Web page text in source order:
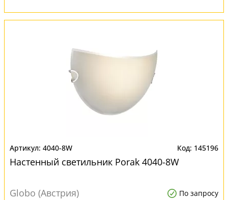
4040-8W 145196
Настенный светильник Porak 4040-8W
Globo (Австрия) По запросу